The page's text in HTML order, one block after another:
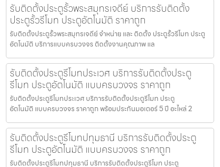
รับติดตั้งประตูรั้วพระสมุทรเจดีย์ บริการรับติดตั้ง
ประตูรั้วรีโมท ประตูอัตโนมัติ ราคาถูก
รับติดตั้งประตูรั้วพระสมุทรเจดีย์ จำหน่าย และ ติดตั้ง ประตูรั้วรีโมท ประตู
อัตโนมัติ บริการแบบครบวงจร ติดตั้งงานคุณภาพ แล
รับติดตั้งประตูรีโมทประเวศ บริการรับติดตั้งประตู
รีโมท ประตูอัตโนมัติ แบบครบวงจร ราคาถูก
รับติดตั้งประตูรีโมทประเวศ บริการรับติดตั้งประตูรีโมท ประตู
อัตโนมัติ แบบครบวงจร ราคาถูก พร้อมประกันมอเตอร์ 5 ปี อะไหล่ 2
รับติดตั้งประตูรีโมทปทุมธานี บริการรับติดตั้งประตู
รีโมท ประตูอัตโนมัติ แบบครบวงจร ราคาถูก
รับติดตั้งประตูรีโมทปทุมธานี บริการรับติดตั้งประตูรีโมท ประตู